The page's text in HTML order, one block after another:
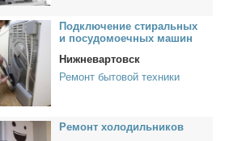
Под­клю­че­ние сти­раль­ных
и по­су­до­мо­еч­ных ма­шин
Нижневартовск
Ремонт бытовой техники
Ре­монт хо­ло­диль­ни­ков